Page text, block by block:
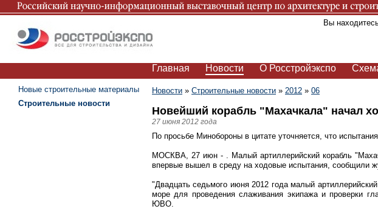
Вы
Главная Новости О Росстройэкспо
Новости » Строительные новости » 2012 » 06
Новейший корабль "Махачкала" начал
27 июня 2012 года
По просьбе Минобороны в цитате уточняется, что
МОСКВА, 27 июн - . Малый артиллерийский корабль
впервые вышел в среду на ходовые испытания, сообщили
"Двадцать седьмого июня 2012 года малый
море для проведения слаживания экипажа и проверки
ЮВО.
Новые строительные материалы
Строительные новости